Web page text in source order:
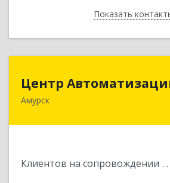
ПоказатьНазад
Центр
Амурск
Клиентов на сопровождении
682640, Хабаровский край,